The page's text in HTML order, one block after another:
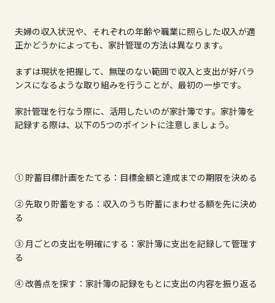
夫婦の収入状況や、それぞれの年齢や職業に照らした収入が適
正かどうかによっても、家計管理の方法は異なります。
まずは現状を把握して、無理のない範囲で収入と支出が好バラ
ンスになるような取り組みを行うことが、最初の一歩です。
家計管理を行なう際に、活用したいのが家計簿です。家計簿を
記録する際は、以下の5つのポイントに注意しましょう。
① 貯蓄目標計画をたてる：目標金額と達成までの期限を決める
② 先取り貯蓄をする：収入のうち貯蓄にまわせる額を先に決め
る
③ 月ごとの支出を明確にする：家計簿に支出を記録して管理す
る
④ 改善点を探す：家計簿の記録をもとに支出の内容を振り返る